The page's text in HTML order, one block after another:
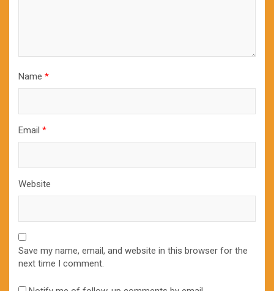
Name *
Email *
Website
Save my name, email, and website in this browser for the
next time I comment.